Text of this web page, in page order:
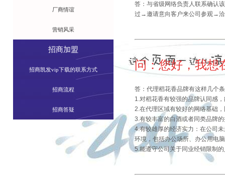
厂商情谊
营销风采
招商加盟
招商凯发vip下载的联系方式
招商流程
招商答疑
答：与省级网络负责人联系确认
过→邀请意向客户来公司参观→
问：您好，我想
答：代理稻花香品牌有这样几个
1.对稻花香有较强的品牌认同感
2.在代理区域有较好的网络基础
3.有较丰富的白酒或者同类品牌
4.有较雄厚的经济实力：在公司
环境，包括办公场所、办公用电
5.能遵守公司关于同业经销限制